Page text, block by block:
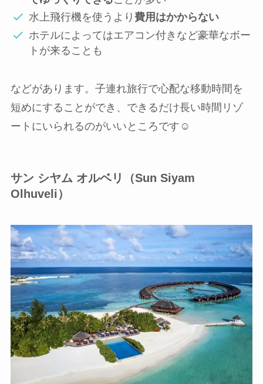
水上飛行機を使うより費用はかからない
ホテルによってはエアコン付きなど豪華なボー
トが来ることも
などがあります。子連れ旅行で心配な移動時間を
短めにすることができ、できるだけ長い時間リゾ
ートにいられるのがいいところです☺️
サン シヤム オルベリ（Sun Siyam
Olhuveli）